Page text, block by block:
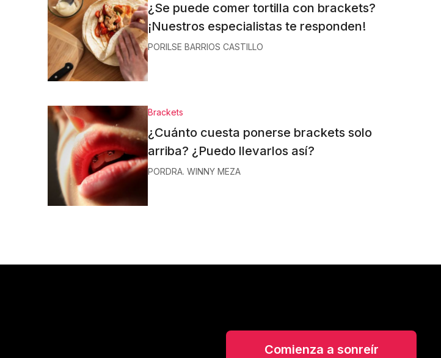
¿Se puede comer tortilla con brackets?
¡Nuestros especialistas te responden!
PORILSE BARRIOS CASTILLO
Brackets
¿Cuánto cuesta ponerse brackets solo
arriba? ¿Puedo llevarlos así?
PORDRA. WINNY MEZA
Comienza a sonreír